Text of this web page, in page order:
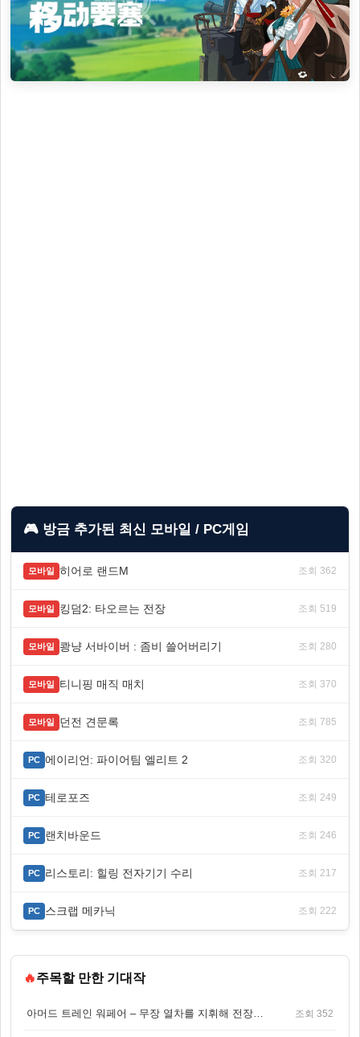
🎮 방금 추가된 최신 모바일 / PC게임
모바일 히어로 랜드M 조회 362
모바일 킹덤2: 타오르는 전장 조회 519
모바일 쾅냥 서바이버 : 좀비 쓸어버리기 조회 280
모바일 티니핑 매직 매치 조회 370
모바일 던전 견문록 조회 785
PC 에이리언: 파이어팀 엘리트 2 조회 320
PC 테로포즈 조회 249
PC 랜치바운드 조회 246
PC 리스토리: 힐링 전자기기 수리 조회 217
PC 스크랩 메카닉 조회 222
🔥주목할 만한 기대작
아머드 트레인 워페어 – 무장 열차를 지휘해 전장을 돌파하는 생존 전투 게임 조회 352